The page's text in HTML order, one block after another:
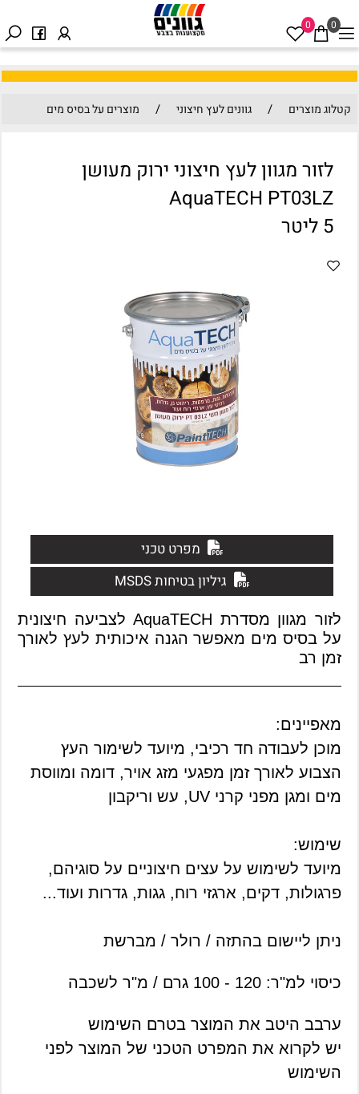
0
0
קטלוג מוצרים / גוונים לעץ חיצוני / מוצרים על בסיס מים
לזור מגוון לעץ חיצוני ירוק מעושן
AquaTECH PT03LZ
5 ליטר
מפרט טכני
גיליון בטיחות MSDS
לזור מגוון מסדרת AquaTECH לצביעה חיצונית
על בסיס מים מאפשר הגנה איכותית לעץ לאורך
זמן רב
מאפיינים:
מוכן לעבודה חד רכיבי, מיועד לשימור העץ
הצבוע לאורך זמן מפגעי מזג אויר, דומה ומווסת
מים ומגן מפני קרני UV, עש וריקבון
שימוש:
מיועד לשימוש על עצים חיצוניים על סוגיהם,
פרגולות, דקים, ארגזי רוח, גגות, גדרות ועוד...
ניתן ליישום בהתזה / רולר / מברשת
כיסוי למ"ר: 120 - 100 גרם / מ"ר לשכבה
ערבב היטב את המוצר בטרם השימוש
יש לקרוא את המפרט הטכני של המוצר לפני
השימוש